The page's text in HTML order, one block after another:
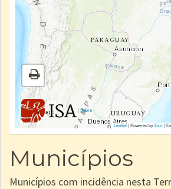
|Sobre
Leaflet| Powered byEsri|
Municípios
Municípios com incidência nesta